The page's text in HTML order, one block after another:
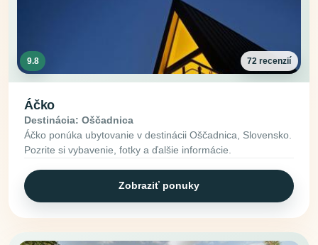
9.8 72 recenzií
Áčko
Destinácia: Oščadnica
Áčko ponúka ubytovanie v destinácii Oščadnica, Slovensko.
Pozrite si vybavenie, fotky a ďalšie informácie.
Zobraziť ponuky